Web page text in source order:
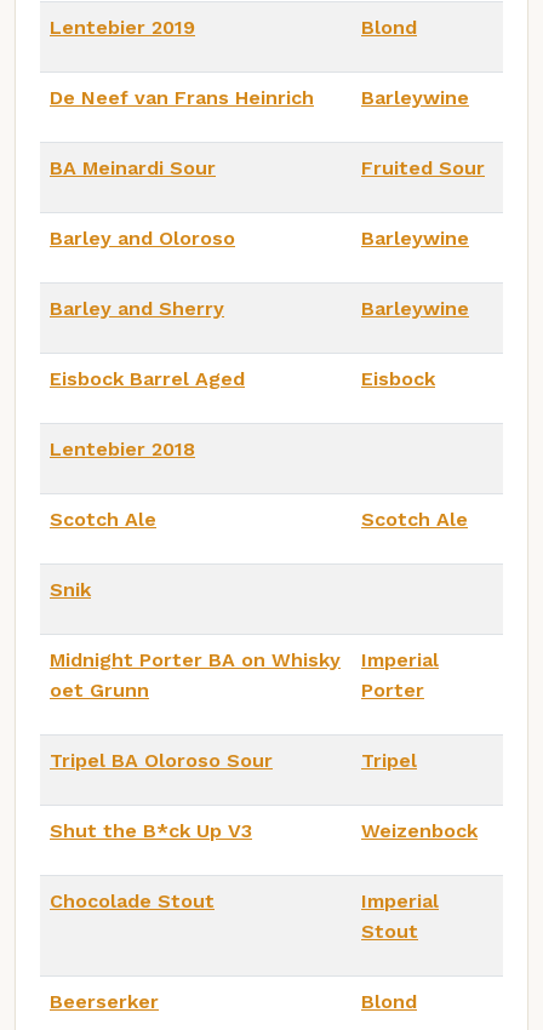
Lentebier 2019 Blond
De Neef van Frans Heinrich Barleywine
BA Meinardi Sour Fruited Sour
Barley and Oloroso Barleywine
Barley and Sherry Barleywine
Eisbock Barrel Aged Eisbock
Lentebier 2018
Scotch Ale Scotch Ale
Snik
Midnight Porter BA on Whisky
oet Grunn
Imperial
Porter
Tripel BA Oloroso Sour Tripel
Shut the B*ck Up V3 Weizenbock
Chocolade Stout
Imperial
Stout
Beerserker Blond